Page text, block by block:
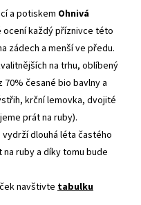
a potiskem Ohnivá
ocení každý příznivce této
zádech a menší ve předu.
na trhu, oblíbený
česané bio bavlny a
krční lemovka, dvojité
prát na ruby).
dlouhá léta častého
ruby a díky tomu bude
navštivte tabulku